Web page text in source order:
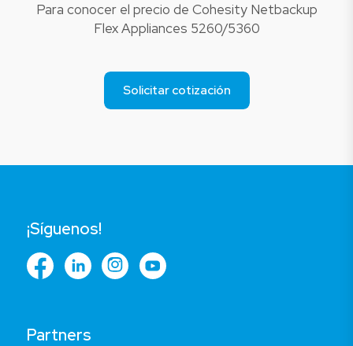
Para conocer el precio de Cohesity Netbackup
Flex Appliances 5260/5360
Solicitar cotización
Partners
¡Síguenos!